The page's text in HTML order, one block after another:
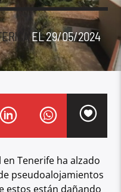
EL 29/05/2024
Tenerife ha alzado
pseudoalojamientos
estos están dañando